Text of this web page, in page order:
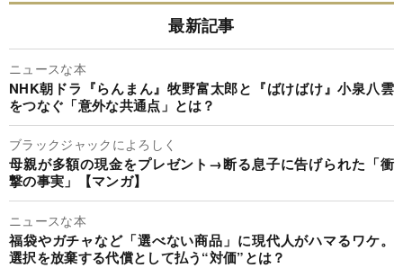
最新記事
ニュースな本
NHK朝ドラ『らんまん』牧野富太郎と『ばけばけ』小泉八雲
をつなぐ「意外な共通点」とは？
ブラックジャックによろしく
母親が多額の現金をプレゼント→断る息子に告げられた「衝
撃の事実」【マンガ】
ニュースな本
福袋やガチャなど「選べない商品」に現代人がハマるワケ。
選択を放棄する代償として払う“対価”とは？